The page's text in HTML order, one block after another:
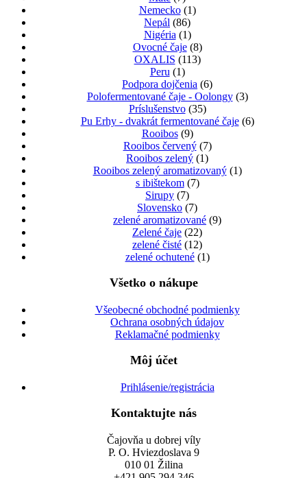
Nemecko (1)
Nepál (86)
Nigéria (1)
Ovocné čaje (8)
OXALIS (113)
Peru (1)
Podpora dojčenia (6)
Polofermentované čaje - Oolongy (3)
Príslušenstvo (35)
Pu Erhy - dvakrát fermentované čaje (6)
Rooibos (9)
Rooibos červený (7)
Rooibos zelený (1)
Rooibos zelený aromatizovaný (1)
s ibištekom (7)
Sirupy (7)
Slovensko (7)
zelené aromatizované (9)
Zelené čaje (22)
zelené čisté (12)
zelené ochutené (1)
Všetko o nákupe
Všeobecné obchodné podmienky
Ochrana osobných údajov
Reklamačné podmienky
Môj účet
Prihlásenie/registrácia
Kontaktujte nás
Čajovňa u dobrej víly
P. O. Hviezdoslava 9
010 01 Žilina